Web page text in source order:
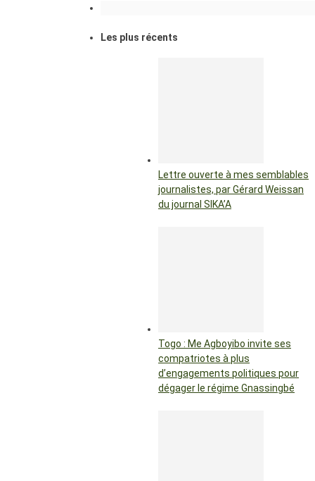
Les plus récents
Lettre ouverte à mes semblables
journalistes, par Gérard Weissan
du journal SIKA’A
Togo : Me Agboyibo invite ses
compatriotes à plus
d’engagements politiques pour
dégager le régime Gnassingbé